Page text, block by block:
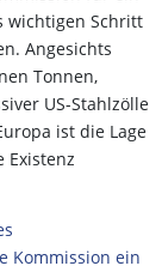
wichtigen Schritt
Angesichts
Tonnen,
US-Stahlzölle
ist die Lage
Existenz
Kommission ein